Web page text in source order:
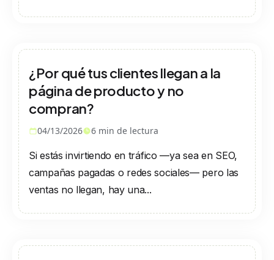
¿Por qué tus clientes llegan a la
página de producto y no
compran?
04/13/2026 6 min de lectura
Si estás invirtiendo en tráfico —ya sea en SEO,
campañas pagadas o redes sociales— pero las
ventas no llegan, hay una...